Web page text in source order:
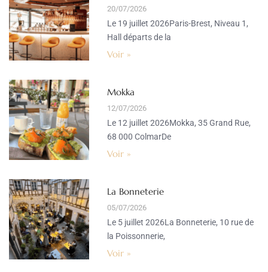
20/07/2026
Le 19 juillet 2026Paris-Brest, Niveau 1,
Hall départs de la
Voir »
Mokka
12/07/2026
Le 12 juillet 2026Mokka, 35 Grand Rue,
68 000 ColmarDe
Voir »
La Bonneterie
05/07/2026
Le 5 juillet 2026La Bonneterie, 10 rue de
la Poissonnerie,
Voir »